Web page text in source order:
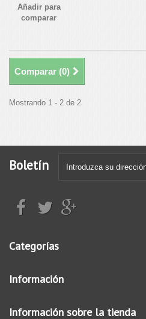
Añadir para
comparar
Comparar (0)
Mostrando 1 - 2 de 2
Boletín
Categorías
Información
Información sobre la tienda